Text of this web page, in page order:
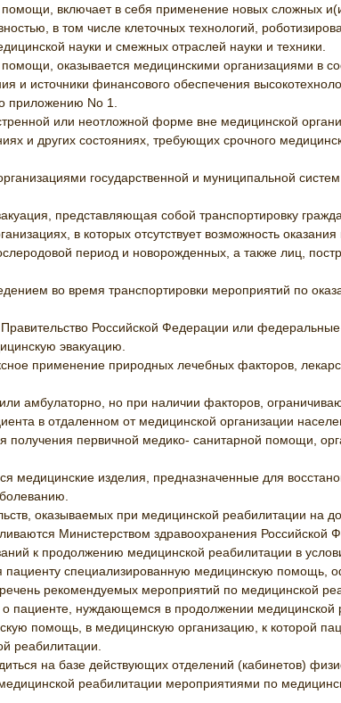
включает в себя применение новых сложных
в том числе клеточных технологий,
науки и смежных отраслей науки и техники.
оказывается медицинскими организациями в
источники финансового обеспечения
приложению No 1.
или неотложной форме вне медицинской
и других состояниях, требующих срочного
государственной и муниципальной систем
представляющая собой транспортировку
в которых отсутствует возможность
период и новорожденных, а также лиц,
во время транспортировки мероприятий по
Российской Федерации или
эвакуацию.
применение природных лечебных факторов,
амбулаторно, но при наличии факторов,
в отдаленном от медицинской организации
получения первичной медико- санитарной помощи,
медицинские изделия, предназначенные для
оказываемых при медицинской реабилитации на
Министерством здравоохранения Российской
к продолжению медицинской реабилитации в
пациенту специализированную медицинскую помощь,
рекомендуемых мероприятий по медицинской
пациенте, нуждающемся в продолжении медицинской
помощь, в медицинскую организацию, к которой
реабилитации.
на базе действующих отделений (кабинетов)
реабилитации мероприятиями по